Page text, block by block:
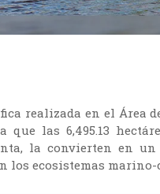
realizada en el Área
que las 6,495.13
la convierten en
los ecosistemas marino-